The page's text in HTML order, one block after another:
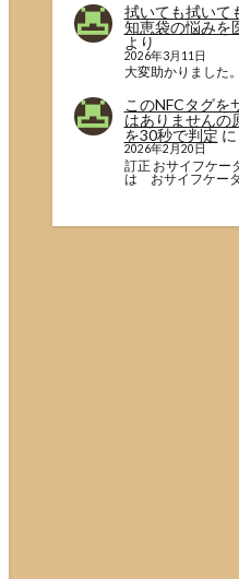
拭いても拭いて
知恵袋の悩みを
より
2026年3月11日
大変助かりました。
このNFCタグを
はありませんの
を30秒で判定 に
2026年2月20日
訂正 おサイフケー
は おサイフケー